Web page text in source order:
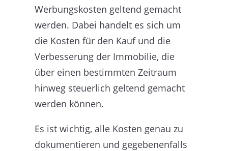
Werbungskosten geltend gemacht
werden. Dabei handelt es sich um
die Kosten für den Kauf und die
Verbesserung der Immobilie, die
über einen bestimmten Zeitraum
hinweg steuerlich geltend gemacht
werden können.
Es ist wichtig, alle Kosten genau zu
dokumentieren und gegebenenfalls